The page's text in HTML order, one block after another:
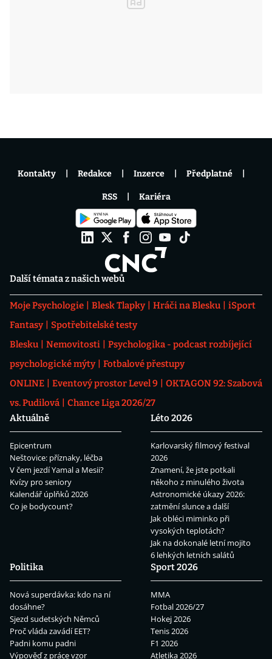
Další témata z našich webů
Moje Psychologie Blesk Tlapky Hráči na Blesku
iSport
Fantasy
Spotřebitelské testy
Blesku
Nemovitosti
Psychologika - podcast rozbíjející
psychologické mýty
Fotbalové přestupy
ONLINE
Eventový prostor Level 9
OKTAGON 92: Szabová
vs. Pudilová
Chance Liga 2026/27
Aktuálně
Epicentrum
Neštovice: příznaky, léčba
V čem jezdí Yamal a Mesii?
Kvízy pro seniory
Kalendář úplňků 2026
Co je bodycount?
Léto 2026
Karlovarský filmový festival
2026
Znamení, že jste potkali
někoho z minulého života
Astronomické úkazy 2026:
zatmění slunce a další
Jak obléci miminko při
vysokých teplotách?
Jak na dokonalé letní mojito
6 lehkých letních salátů
Politika
Nová superdávka: kdo na ní
dosáhne?
Sjezd sudetských Němců
Proč vláda zavádí EET?
Padni komu padni
Výpověď z práce vzor
Sport 2026
MMA
Fotbal 2026/27
Hokej 2026
Tenis 2026
F1 2026
Atletika 2026
Kontakty Redakce Inzerce Předplatné
RSS Kariéra